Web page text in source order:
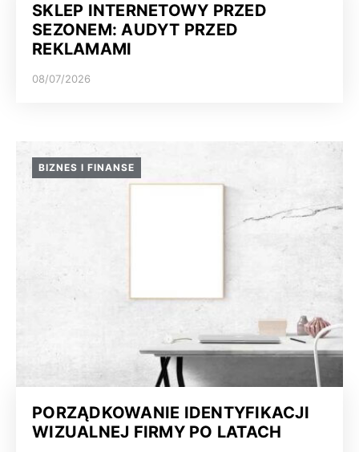
SKLEP INTERNETOWY PRZED
SEZONEM: AUDYT PRZED
REKLAMAMI
08/07/2026
BIZNES I FINANSE
PORZĄDKOWANIE IDENTYFIKACJI
WIZUALNEJ FIRMY PO LATACH